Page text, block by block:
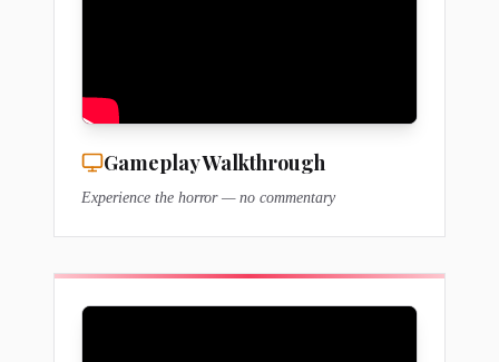
Gameplay Walkthrough
Experience the horror — no commentary